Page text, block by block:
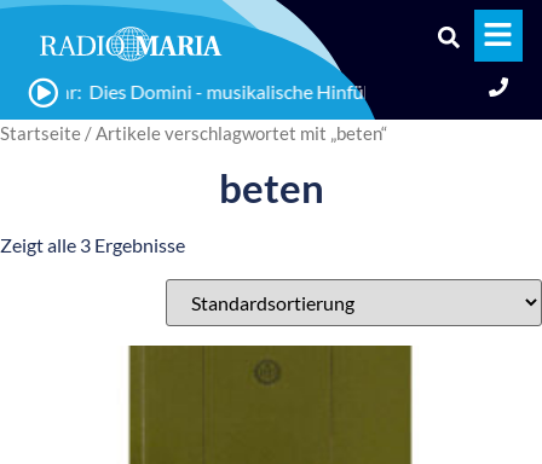
Uhr: Dies Domini - musikalische Hinführung zum Sonntag >>
Startseite / Artikele verschlagwortet mit „beten“
beten
Zeigt alle 3 Ergebnisse